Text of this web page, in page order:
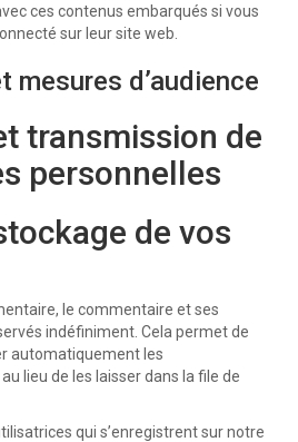
ces contenus embarqués si vous
sur leur site web.
mesures d’audience
transmission de
personnelles
de vos
le commentaire et ses
indéfiniment. Cela permet de
automatiquement les
lieu de les laisser dans la file de
qui s’enregistrent sur notre